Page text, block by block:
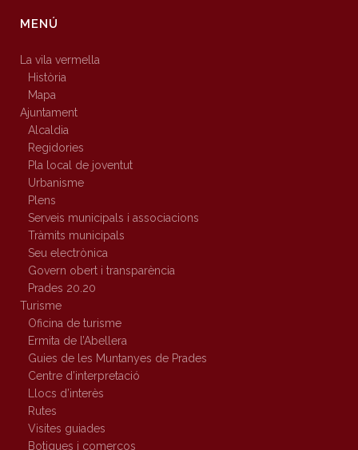
MENÚ
La vila vermella
Història
Mapa
Ajuntament
Alcaldia
Regidories
Pla local de joventut
Urbanisme
Plens
Serveis municipals i associacions
Tràmits municipals
Seu electrònica
Govern obert i transparència
Prades 20.20
Turisme
Oficina de turisme
Ermita de l’Abellera
Guies de les Muntanyes de Prades
Centre d’interpretació
Llocs d’interès
Rutes
Visites guiades
Botigues i comerços